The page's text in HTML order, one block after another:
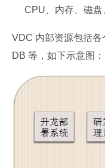
CPU、内存、磁盘
VDC 内部资源包括
DB 等，如下示意图：